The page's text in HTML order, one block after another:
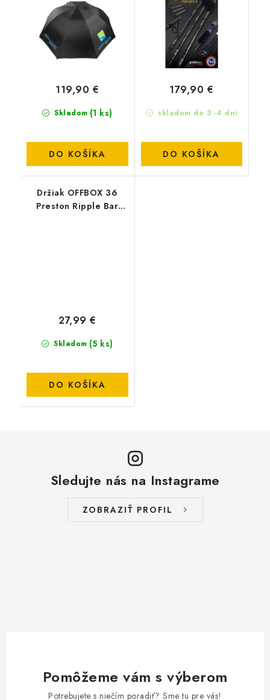
Skladom (1 ks)
119,90 €
DO KOŠÍKA
skladom do 3 -4 dni
179,90 €
DO KOŠÍKA
Držiak OFFBOX 36
Preston Ripple Bar
Skladom (5 ks)
27,99 €
DO KOŠÍKA
Sledujte nás na Instagrame
ZOBRAZIŤ PROFIL
Pomôžeme vám s výberom
Potrebujete s niečím poradiť? Sme tu pre vás!